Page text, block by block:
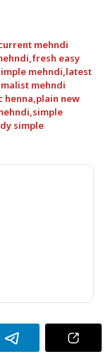
mehndi
,fresh easy
mehndi,latest
mehndi
henna,plain new
,simple
simple